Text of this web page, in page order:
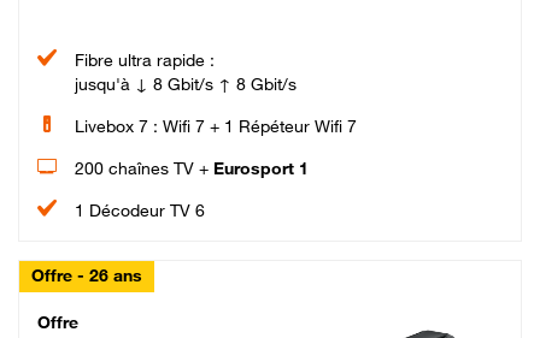
Fibre ultra rapide :
jusqu'à ↓ 8 Gbit/s ↑ 8 Gbit/s
Livebox 7 : Wifi 7 + 1 Répéteur Wifi 7
200 chaînes TV + Eurosport 1
1 Décodeur TV 6
Offre - 26 ans
Cheat_Code Fibre_18_26
Offre